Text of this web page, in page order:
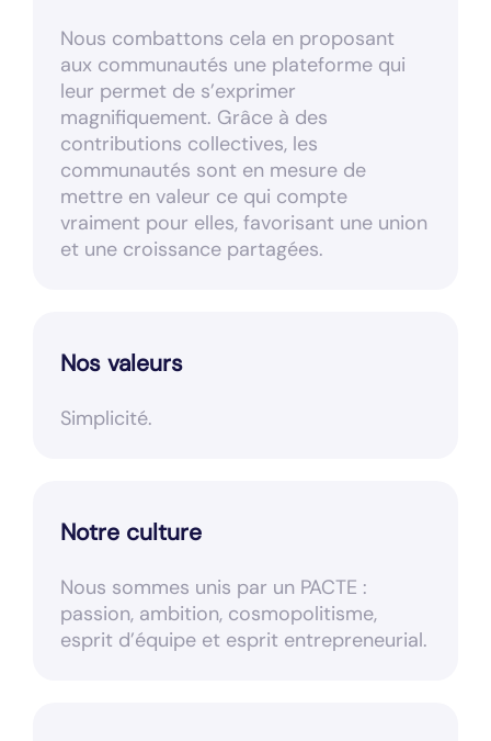
Nous combattons cela en proposant
aux communautés une plateforme qui
leur permet de s’exprimer
magnifiquement. Grâce à des
contributions collectives, les
communautés sont en mesure de
mettre en valeur ce qui compte
vraiment pour elles, favorisant une union
et une croissance partagées.
Nos valeurs
Simplicité.
Notre culture
Nous sommes unis par un PACTE :
passion, ambition, cosmopolitisme,
esprit d’équipe et esprit entrepreneurial.